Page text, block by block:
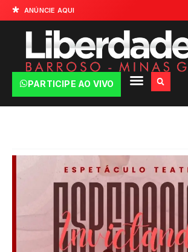
ANÚNCIE AQUI
PARTICIPE AO VIVO